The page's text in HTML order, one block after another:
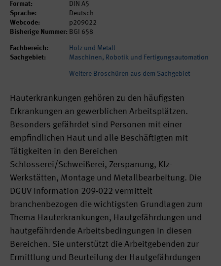
Format:
DIN A5
Sprache:
Deutsch
Webcode:
p209022
Bisherige Nummer: BGI 658
Fachbereich:
Holz und Metall
Sachgebiet:
Maschinen, Robotik und Fertigungsautomation
Weitere Broschüren aus dem Sachgebiet
Hauterkrankungen gehören zu den häufigsten
Erkrankungen an gewerblichen Arbeitsplätzen.
Besonders gefährdet sind Personen mit einer
empfindlichen Haut und alle Beschäftigten mit
Tätigkeiten in den Bereichen
Schlosserei/Schweißerei, Zerspanung, Kfz-
Werkstätten, Montage und Metallbearbeitung. Die
DGUV Information 209-022 vermittelt
branchenbezogen die wichtigsten Grundlagen zum
Thema Hauterkrankungen, Hautgefährdungen und
hautgefährdende Arbeitsbedingungen in diesen
Bereichen. Sie unterstützt die Arbeitgebenden zur
Ermittlung und Beurteilung der Hautgefährdungen